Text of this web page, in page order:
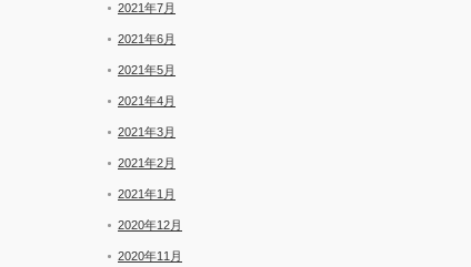
2021年7月
2021年6月
2021年5月
2021年4月
2021年3月
2021年2月
2021年1月
2020年12月
2020年11月